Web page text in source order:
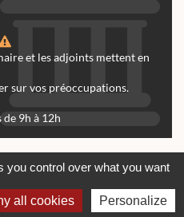
et les adjoints mettent en
sur vos préoccupations.
de 9h à 12h
Mentions légales
de Réalmont 2024 -
you control over what you want
all cookies
Personalize